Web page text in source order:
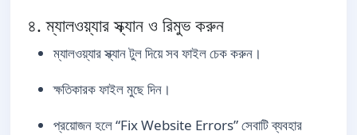
৪. ম্যালওয়্যার স্ক্যান ও রিমুভ করুন
ম্যালওয়্যার স্ক্যান টুল দিয়ে সব ফাইল চেক করুন।
ক্ষতিকারক ফাইল মুছে দিন।
প্রয়োজন হলে “Fix Website Errors” সেবাটি ব্যবহার